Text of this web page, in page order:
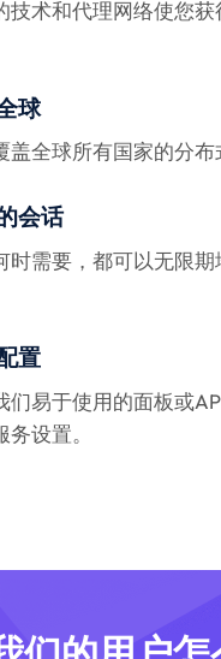
技术和代理网络使您
球
盖全球所有国家的分布
会话
时需要，都可以无限
置
们易于使用的面板或
务设置。